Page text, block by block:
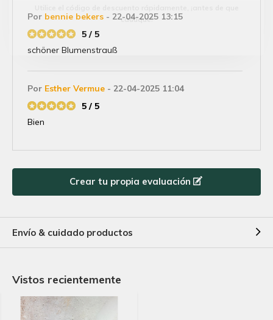
Por bennie bekers - 22-04-2025 13:15
5 / 5
schöner Blumenstrauß
Por Esther Vermue - 22-04-2025 11:04
5 / 5
Bien
Crear tu propia evaluación
Envío & cuidado productos
Vistos recientemente
caduque!